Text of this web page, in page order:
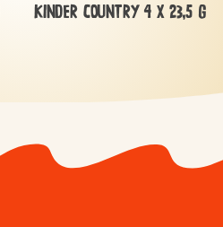
KINDER COUNTRY 4 x 23,5 G